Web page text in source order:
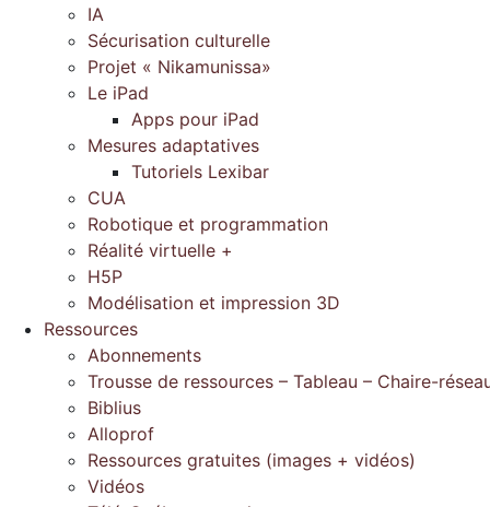
IA
Sécurisation culturelle
Projet « Nikamunissa»
Le iPad
Apps pour iPad
Mesures adaptatives
Tutoriels Lexibar
CUA
Robotique et programmation
Réalité virtuelle +
H5P
Modélisation et impression 3D
Ressources
Abonnements
Trousse de ressources – Tableau – Chaire-
Biblius
Alloprof
Ressources gratuites (images + vidéos)
Vidéos